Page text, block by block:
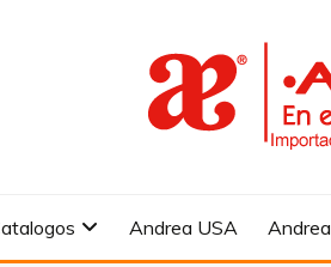
Andrea USA Andrea